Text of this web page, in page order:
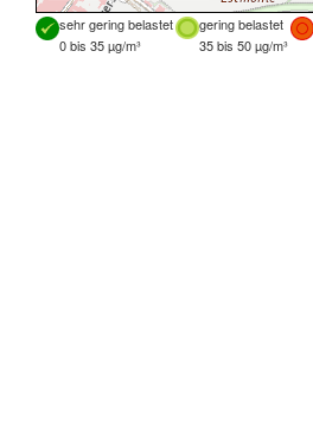
sehr gering belastet gering belastet
0 bis 35 µg/m³
35 bis 50 µg/m³